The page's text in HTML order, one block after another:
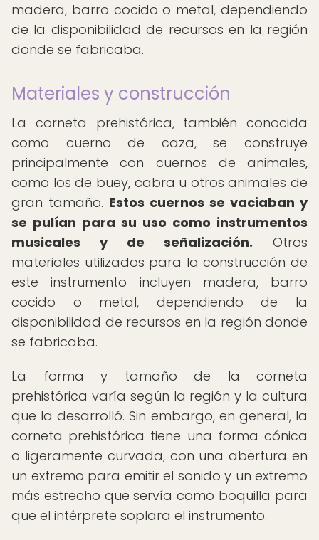
madera, barro cocido o metal, dependiendo
de la disponibilidad de recursos en la región
donde se fabricaba.
Materiales y construcción
La corneta prehistórica, también conocida
como cuerno de caza, se construye
principalmente con cuernos de animales,
como los de buey, cabra u otros animales de
gran tamaño. Estos cuernos se vaciaban y
se pulían para su uso como instrumentos
musicales y de señalización. Otros
materiales utilizados para la construcción de
este instrumento incluyen madera, barro
cocido o metal, dependiendo de la
disponibilidad de recursos en la región donde
se fabricaba.
La forma y tamaño de la corneta
prehistórica varía según la región y la cultura
que la desarrolló. Sin embargo, en general, la
corneta prehistórica tiene una forma cónica
o ligeramente curvada, con una abertura en
un extremo para emitir el sonido y un extremo
más estrecho que servía como boquilla para
que el intérprete soplara el instrumento.